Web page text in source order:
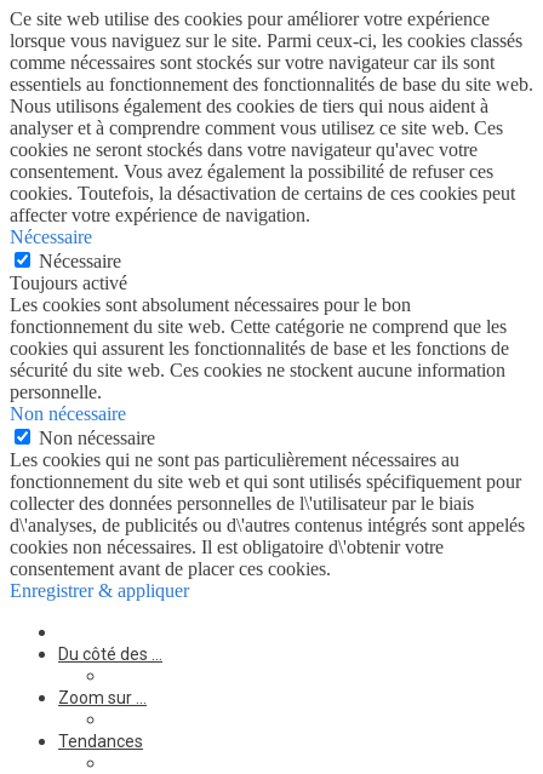
Ce site web utilise des cookies pour améliorer votre expérience
lorsque vous naviguez sur le site. Parmi ceux-ci, les cookies classés
comme nécessaires sont stockés sur votre navigateur car ils sont
essentiels au fonctionnement des fonctionnalités de base du site web.
Nous utilisons également des cookies de tiers qui nous aident à
analyser et à comprendre comment vous utilisez ce site web. Ces
cookies ne seront stockés dans votre navigateur qu'avec votre
consentement. Vous avez également la possibilité de refuser ces
cookies. Toutefois, la désactivation de certains de ces cookies peut
affecter votre expérience de navigation.
Nécessaire
Nécessaire
Toujours activé
Les cookies sont absolument nécessaires pour le bon
fonctionnement du site web. Cette catégorie ne comprend que les
cookies qui assurent les fonctionnalités de base et les fonctions de
sécurité du site web. Ces cookies ne stockent aucune information
personnelle.
Non nécessaire
Non nécessaire
Les cookies qui ne sont pas particulièrement nécessaires au
fonctionnement du site web et qui sont utilisés spécifiquement pour
collecter des données personnelles de l\'utilisateur par le biais
d\'analyses, de publicités ou d\'autres contenus intégrés sont appelés
cookies non nécessaires. Il est obligatoire d\'obtenir votre
consentement avant de placer ces cookies.
Enregistrer & appliquer
Du côté des …
Zoom sur …
Tendances